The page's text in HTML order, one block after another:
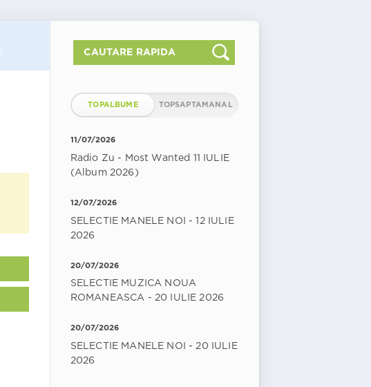
TOPALBUME TOPSAPTAMANAL
11/07/2026
Radio Zu - Most Wanted 11 IULIE
(Album 2026)
12/07/2026
SELECTIE MANELE NOI - 12 IULIE
2026
20/07/2026
SELECTIE MUZICA NOUA
ROMANEASCA - 20 IULIE 2026
20/07/2026
SELECTIE MANELE NOI - 20 IULIE
2026